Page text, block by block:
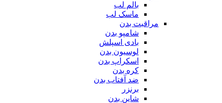
بالم لب
ماسک لب
مراقبت بدن
شامپو بدن
بادی اسپلش
لوسیون بدن
اسکراپ بدن
کره بدن
ضد آفتاب بدن
برنزر
شاین بدن